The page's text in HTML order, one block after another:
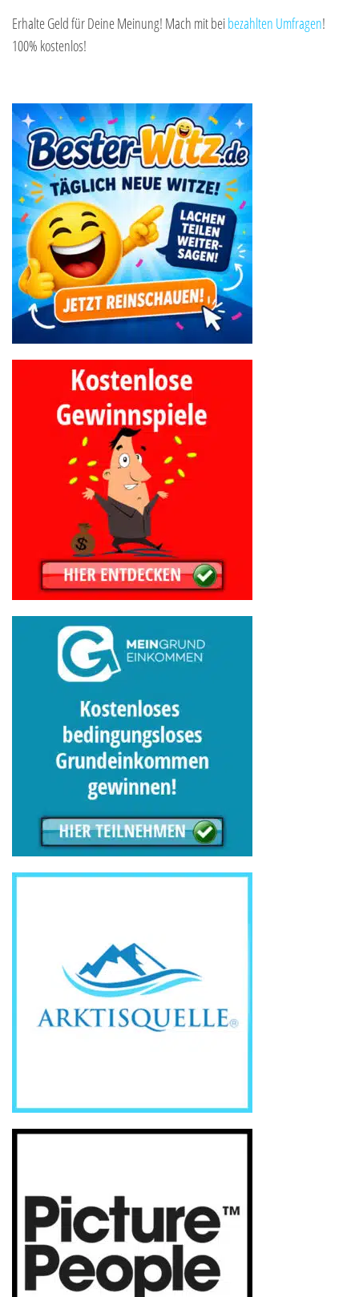
Erhalte Geld für Deine Meinung! Mach mit beibezahlten Umfragen!
100% kostenlos!